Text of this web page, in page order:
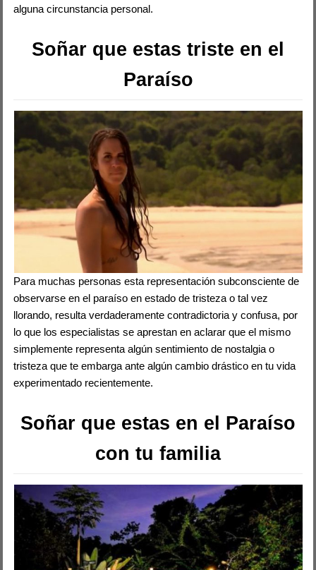
alguna circunstancia personal.
Soñar que estas triste en el
Paraíso
Para muchas personas esta representación subconsciente de
observarse en el paraíso en estado de tristeza o tal vez
llorando, resulta verdaderamente contradictoria y confusa, por
lo que los especialistas se aprestan en aclarar que el mismo
simplemente representa algún sentimiento de nostalgia o
tristeza que te embarga ante algún cambio drástico en tu vida
experimentado recientemente.
Soñar que estas en el Paraíso
con tu familia